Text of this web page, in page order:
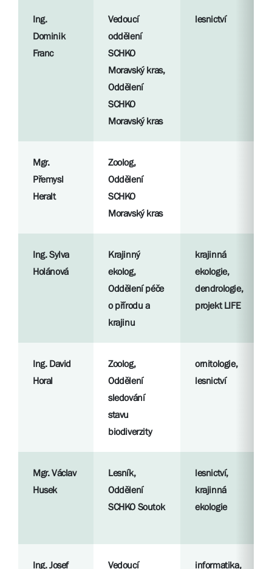
Ing.
Dominik
Franc
Vedoucí
oddělení
SCHKO
Moravský kras,
Oddělení
SCHKO
Moravský kras
lesnictví
Mgr.
Přemysl
Heralt
Zoolog,
Oddělení
SCHKO
Moravský kras
Ing. Sylva
Holánová
Krajinný
ekolog,
Oddělení péče
o přírodu a
krajinu
krajinná
ekologie,
dendrologie,
projekt LIFE
Ing. David
Horal
Zoolog,
Oddělení
sledování
stavu
biodiverzity
ornitologie,
lesnictví
Mgr. Václav
Husek
Lesník,
Oddělení
SCHKO Soutok
lesnictví,
krajinná
ekologie
Ing. Josef Vedoucí informatika,